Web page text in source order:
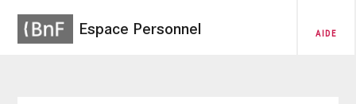
Espace Personnel AIDE